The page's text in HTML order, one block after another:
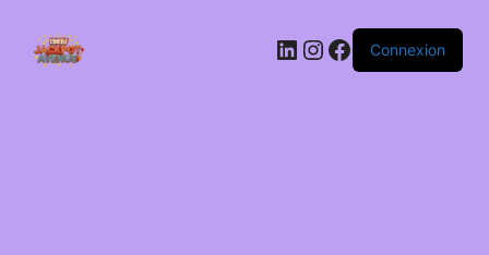
LinkedIn
Instagram
Facebook
Connexion